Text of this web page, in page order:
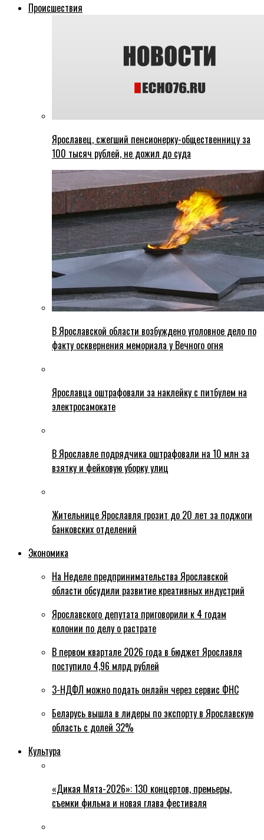
Происшествия
Ярославец, сжегший пенсионерку-общественницу за
100 тысяч рублей, не дожил до суда
В Ярославской области возбуждено уголовное дело по
факту осквернения мемориала у Вечного огня
Ярославца оштрафовали за наклейку с питбулем на
электросамокате
В Ярославле подрядчика оштрафовали на 10 млн за
взятку и фейковую уборку улиц
Жительнице Ярославля грозит до 20 лет за поджоги
банковских отделений
Экономика
На Неделе предпринимательства Ярославской
области обсудили развитие креативных индустрий
Ярославского депутата приговорили к 4 годам
колонии по делу о растрате
В первом квартале 2026 года в бюджет Ярославля
поступило 4,96 млрд рублей
3-НДФЛ можно подать онлайн через сервис ФНС
Беларусь вышла в лидеры по экспорту в Ярославскую
область с долей 32%
Культура
«Дикая Мята-2026»: 130 концертов, премьеры,
съемки фильма и новая глава фестиваля